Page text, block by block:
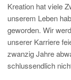
Kreation hat viele
unserem Leben
geworden. Wir
unserer Karriere
zwanzig Jahre
schlussendlich